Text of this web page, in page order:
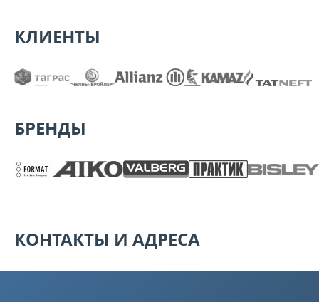
КЛИЕНТЫ
БРЕНДЫ
КОНТАКТЫ И АДРЕСА